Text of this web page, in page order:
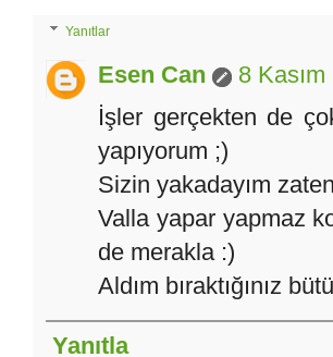
Yanıtlar
Esen Can
8
İşler gerçekten de
yapıyorum ;)
Sizin yakadayım
Valla yapar yapmaz
de merakla :)
Aldım bıraktığınız
Yanıtla